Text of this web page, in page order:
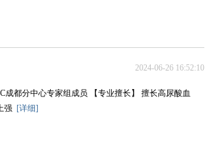
2024-06-26 16:52:10
分中心专家组成员 【专业擅长】 擅长高尿酸血
强 [详细]